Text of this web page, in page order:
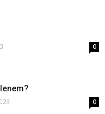
0
0